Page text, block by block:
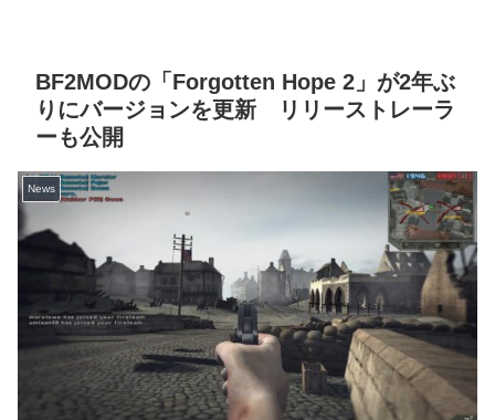
BF2MODの「Forgotten Hope 2」が2年ぶ
りにバージョンを更新 リリーストレーラ
ーも公開
News